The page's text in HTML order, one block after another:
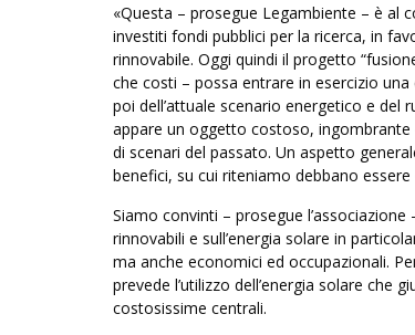
«Questa – prosegue Legambiente – è al
investiti fondi pubblici per la ricerca, in
rinnovabile. Oggi quindi il progetto
che costi – possa entrare in esercizio
poi dell’attuale scenario energetico e
appare un oggetto costoso,
di scenari del passato. Un aspetto
benefici, su cui riteniamo debbano
Siamo convinti – prosegue
rinnovabili e sull’energia solare in
ma anche economici ed occupazionali.
prevede l’utilizzo dell’energia solare che
costosissime centrali.